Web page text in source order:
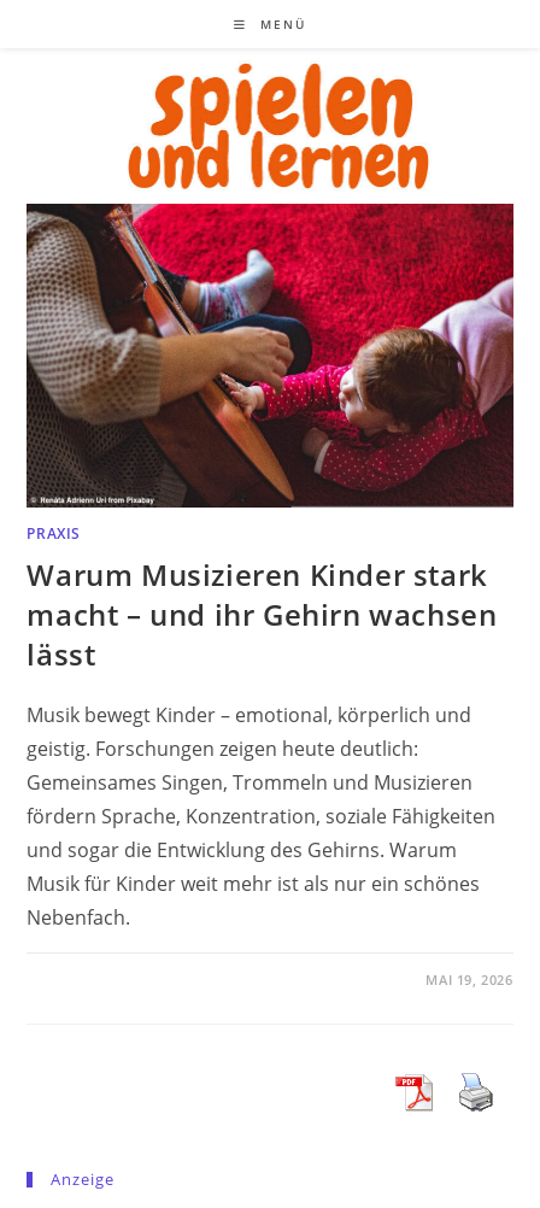
MENÜ
PRAXIS
Warum Musizieren Kinder stark
macht – und ihr Gehirn wachsen
lässt
Musik bewegt Kinder – emotional, körperlich und
geistig. Forschungen zeigen heute deutlich:
Gemeinsames Singen, Trommeln und Musizieren
fördern Sprache, Konzentration, soziale Fähigkeiten
und sogar die Entwicklung des Gehirns. Warum
Musik für Kinder weit mehr ist als nur ein schönes
Nebenfach.
MAI 19, 2026
Anzeige